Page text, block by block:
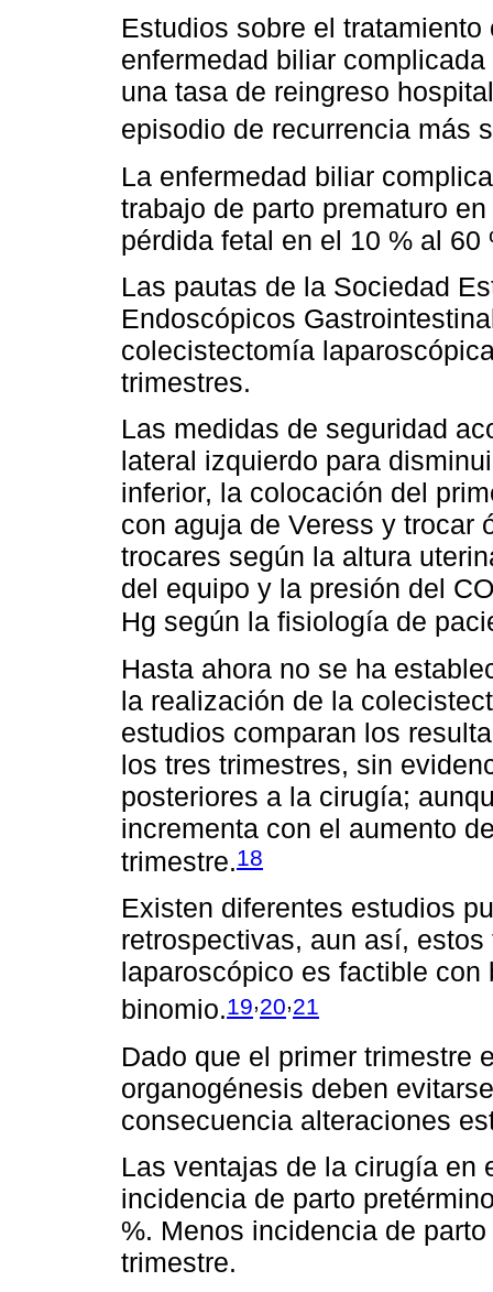
Estudios sobre el
enfermedad biliar
una tasa de reingreso
episodio de recurrencia más
La enfermedad biliar
trabajo de parto prematuro
pérdida fetal en el 10 % al
Las pautas de la Sociedad
Endoscópicos
colecistectomía
trimestres.
Las medidas de seguridad
lateral izquierdo para
inferior, la colocación del
con aguja de Veress y trocar
trocares según la altura
del equipo y la presión del
Hg según la fisiología de
Hasta ahora no se ha
la realización de la
estudios comparan los
los tres trimestres, sin
posteriores a la cirugía;
incrementa con el aumento
trimestre.18
Existen diferentes estudios
retrospectivas, aun así,
laparoscópico es factible
binomio.19,20,21
Dado que el primer trimestre
organogénesis deben
consecuencia alteraciones
Las ventajas de la cirugía en
incidencia de parto
%. Menos incidencia de
trimestre.